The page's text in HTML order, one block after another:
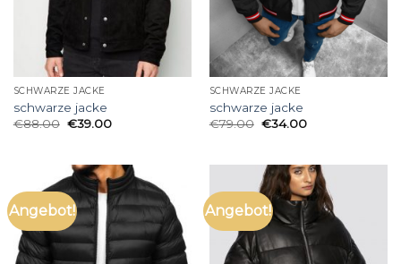
SCHWARZE JACKE
schwarze jacke
€88.00 €39.00
SCHWARZE JACKE
schwarze jacke
€79.00 €34.00
Angebot! Angebot!